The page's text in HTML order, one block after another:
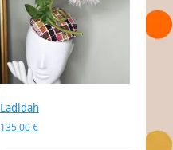
Ladidah
135,00€